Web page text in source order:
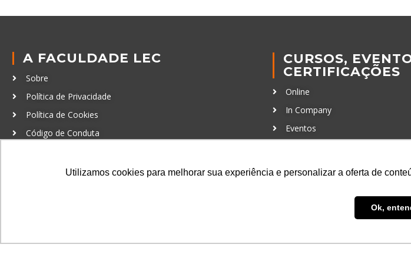
Utilizamos cookies para melhorar sua experiência e personalizar a oferta de
Ok,
A FACULDADE LEC
Sobre
Política de Privacidade
Política de Cookies
Código de Conduta
CURSOS,
CERTIFICAÇÕES
Online
In Company
Eventos